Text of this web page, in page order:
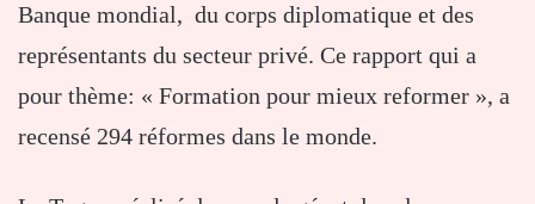
Banque mondial, du corps diplomatique et des
représentants du secteur privé. Ce rapport qui a
pour thème: « Formation pour mieux reformer », a
recensé 294 réformes dans le monde.